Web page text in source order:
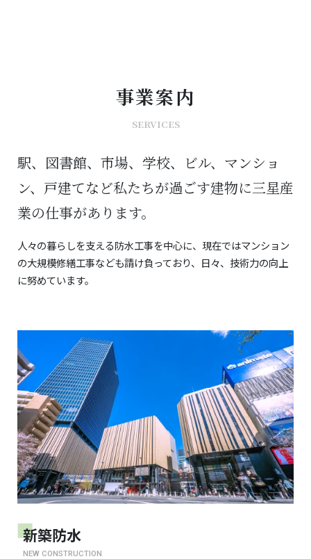
事業案内
SERVICES
駅、図書館、市場、学校、ビル、マンショ
ン、戸建てなど私たちが過ごす建物に三星産
業の仕事があります。
人々の暮らしを支える防水工事を中心に、現在ではマンション
の大規模修繕工事なども請け負っており、日々、技術力の向上
に努めています。
新築防水
NEW CONSTRUCTION